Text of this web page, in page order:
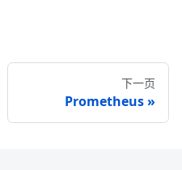
下一页
Prometheus